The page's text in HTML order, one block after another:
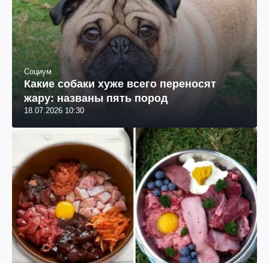
Социум
Какие собаки хуже всего переносят
жару: названы пять пород
18.07.2026 10:30